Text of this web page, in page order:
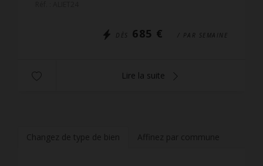
DÈS 685 € / PAR SEMAINE
Lire la suite
Changez de type de bien Affinez par commune